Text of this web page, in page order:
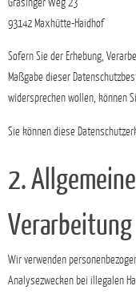
93142 Maxhütte-Haidhof
Sofern Sie der Erhebung,
Maßgabe dieser
widersprechen wollen, können
Sie können diese
2.
Verarbeitung
Wir verwenden
Analysezwecken bei illegalen